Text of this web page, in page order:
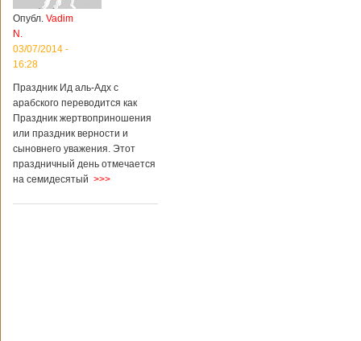
Опубл. Vadim
N.
03/07/2014 -
16:28
Праздник Ид аль-Адх с
арабского переводится как
Праздник жертвоприношения
или праздник верности и
сыновнего уважения. Этот
праздничный день отмечается
на семидесятый >>>